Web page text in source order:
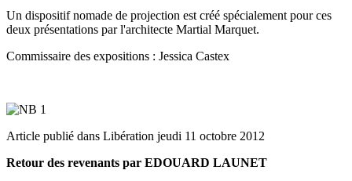
Un dispositif nomade de projection est créé spécialement pour ces
deux présentations par l'architecte Martial Marquet.
Commissaire des expositions : Jessica Castex
Article publié dans Libération jeudi 11 octobre 2012
Retour des revenants par EDOUARD LAUNET